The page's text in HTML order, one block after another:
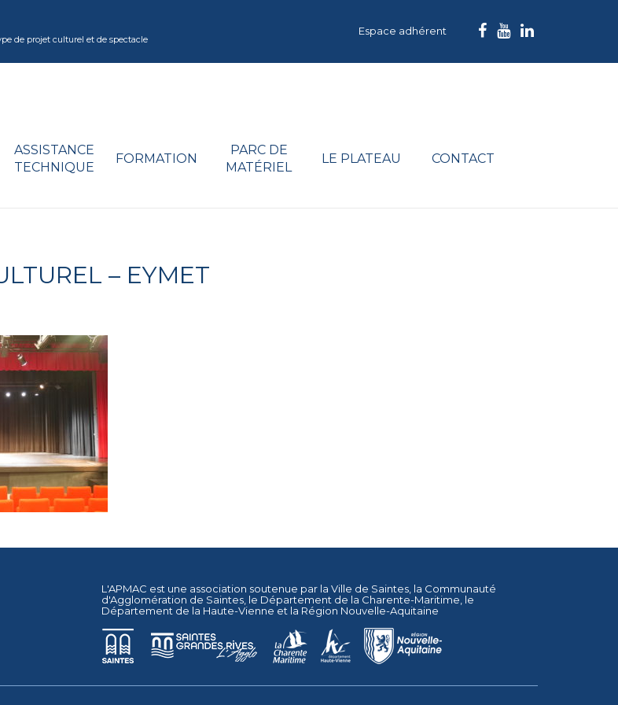
de projet culturel et de spectacle
Espace adhérent
ASSISTANCE
TECHNIQUE
FORMATION
PARC DE
MATÉRIEL
LE PLATEAU CONTACT
– EYMET
L'APMAC est une association soutenue par la Ville de Saintes , la Communauté
d'Agglomération de Saintes , le Département de la Charente-Maritime , le
Département de la Haute-Vienne et la Région Nouvelle-Aquitaine